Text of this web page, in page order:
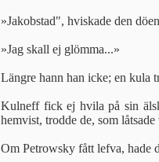
»Jakobstad", hviskade den
»Jag skall ej glömma...»
Längre hann han icke; en kula
Kulneff fick ej hvila på sin
hemvist, trodde de, som
Om Petrowsky fått lefva, hade